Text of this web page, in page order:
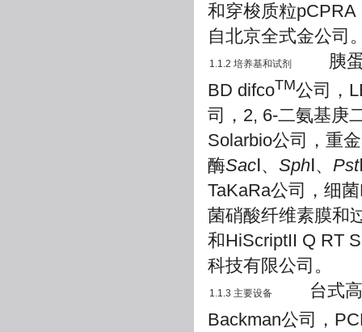
和穿梭质粒
自北京全式金公司
1.1.2 培养基和试剂
胰蛋
BD difcoTM公司，
司，2, 6-二氨基庚
Solarbio公司，重
酶SacⅠ、 SphⅠ、 Pst
TaKaRa公司，细
菌硝酸纤维素膜和
和HiScriptΙΙ Q RT
科技有限公司。
1.1.3 主要设备
台式高
Backman公司，